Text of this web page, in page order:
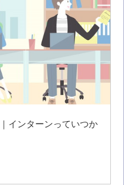
インターンっていつか